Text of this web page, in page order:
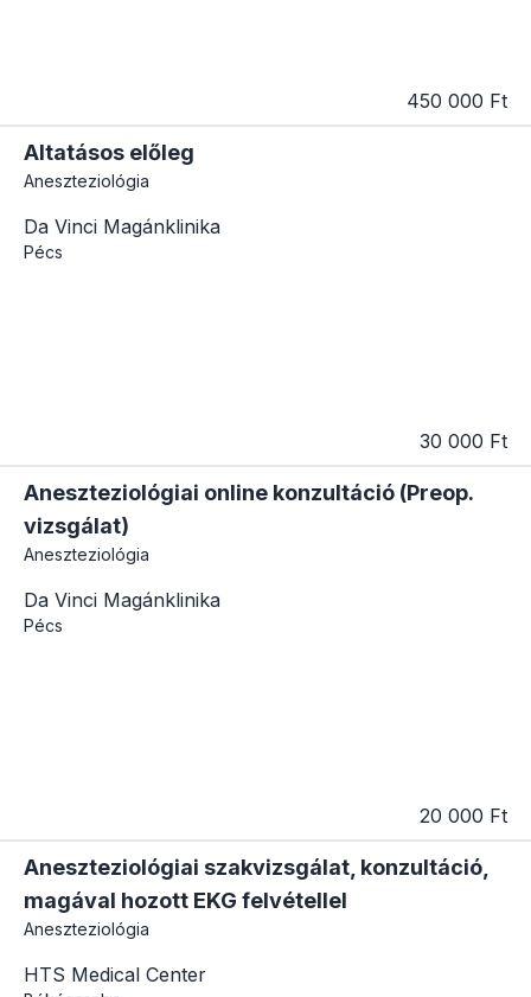
450 000 Ft
Altatásos előleg
Aneszteziológia
Da Vinci Magánklinika
Pécs
30 000 Ft
Aneszteziológiai online konzultáció (Preop.
vizsgálat)
Aneszteziológia
Da Vinci Magánklinika
Pécs
20 000 Ft
Aneszteziológiai szakvizsgálat, konzultáció,
magával hozott EKG felvétellel
Aneszteziológia
HTS Medical Center